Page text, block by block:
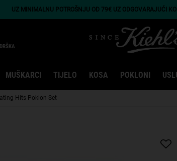
UZ MINIMALNU POTROŠNJU OD 79€ UZ ODGOVARAJUĆI
MUŠKARCI TIJELO KOSA POKLONI
Hits Poklon Set